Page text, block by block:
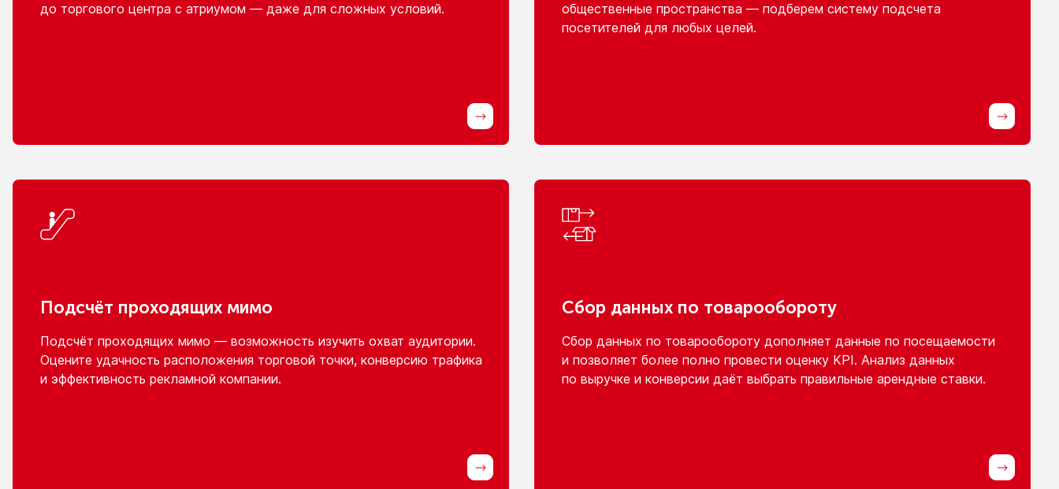
до торгового центра с атриумом — даже для сложных условий.
общественные пространства — подберем систему подсчета
посетителей для любых целей.
Подсчёт проходящих мимо
Подсчёт проходящих мимо — возможность изучить охват аудитории.
Оцените удачность расположения торговой точки, конверсию трафика
и эффективность рекламной компании.
Сбор данных по товарообороту
Сбор данных по товарооборотудополняет данные по посещаемости
и позволяет более полно провести оценку KPI. Анализ данных
по выручке и конверсии даёт выбрать правильные арендные ставки.